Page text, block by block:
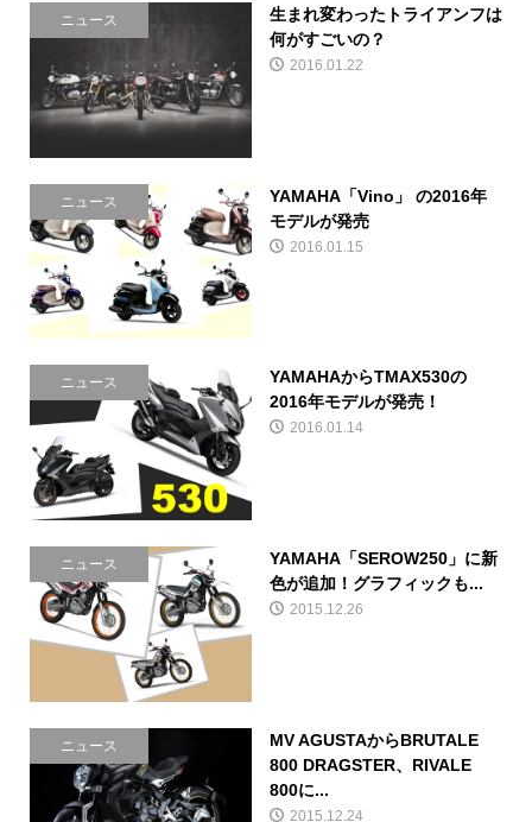
ニュース
生まれ変わったトライアンフは
何がすごいの？
2016.01.22
ニュース
YAMAHA「Vino」 の2016年
モデルが発売
2016.01.15
ニュース
YAMAHAからTMAX530の
2016年モデルが発売！
2016.01.14
ニュース
YAMAHA「SEROW250」に新
色が追加！グラフィックも...
2015.12.26
ニュース
MV AGUSTAからBRUTALE
800 DRAGSTER、RIVALE
800に...
2015.12.24